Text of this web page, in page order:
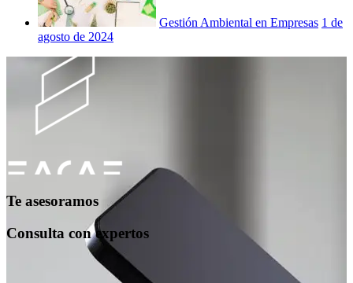
Gestión Ambiental en Empresas 1 de
agosto de 2024
Te asesoramos
Consulta con expertos